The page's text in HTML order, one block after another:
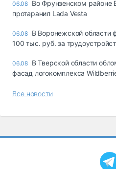
06.08 Во Фрунзенском
протаранил Lada Vesta
06.08 В Воронежской области
100 тыс. руб. за
06.08 В Тверской области
фасад логокомплекса
Все новости